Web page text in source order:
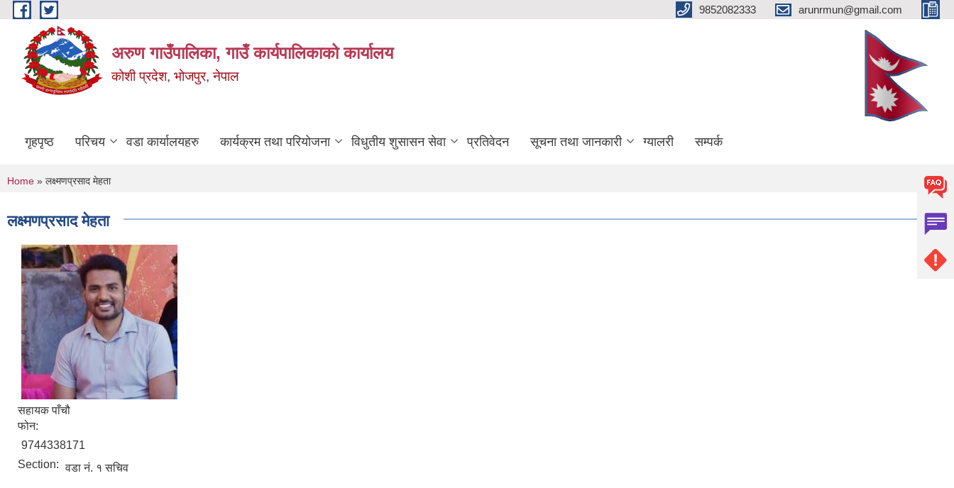
Skip to main content 9852082333 arunrmun@gmail.com
अरुण गाउँपालिका, गाउँ कार्यपालिकाको कार्यालय
कोशी प्रदेश, भोजपुर, नेपाल
गृहपृष्ठ परिचय वडा कार्यालयहरु कार्यक्रम तथा परियोजना विधुतीय शुसासन सेवा प्रतिवेदन सूचना तथा जानकारी ग्यालरी सम्पर्क
You are here
Home » लक्ष्मणप्रसाद मेहता
लक्ष्मणप्रसाद मेहता
सहायक पाँचौ
फोन:
9744338171
Section: वडा नं. १ सचिव